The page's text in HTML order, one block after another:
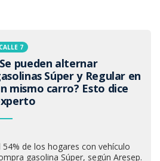
CALLE 7
pueden alternar
Súper y Regular en
mismo carro? Esto dice
54% de los hogares con vehículo
gasolina Súper, según Aresep.